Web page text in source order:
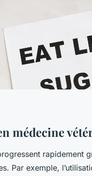
médecine
rapidement
Par exemple,